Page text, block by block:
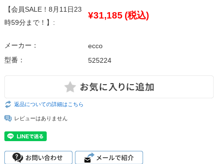
【会員SALE！8月11日23
時59分まで！】:
¥31,185 (税込)
メーカー：
ecco
型番：
525224
返品についての詳細はこちら
レビューはありません